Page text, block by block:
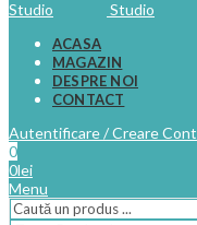
ACASA
MAGAZIN
DESPRE NOI
CONTACT
Autentificare / Creare Cont
0
0lei
Menu